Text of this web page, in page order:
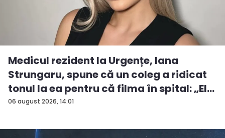
06 august 2026, 14:01
Medicul rezident la Urgențe, Iana
Strungaru, spune că un coleg a ridicat
tonul la ea pentru că filma în spital: „El
a...